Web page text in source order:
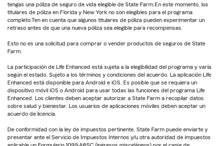
tengas una póliza de seguro de vida elegible de State Farm.En este momento, los
titulares de póliza en Florida y New York no son elegibles para el programa
completo.Ten en cuenta que algunos titulares de póliza pueden experimentar un
retraso antes de que una nueva póliza sea elegible para recompensas.
Esto no es una solicitud para comprar o vender productos de seguros de State
Farm.
La participación de Life Enhanced está sujeta a la elegibilidad del programa y varía
según el estado. Sujeto a los términos y condiciones del acuerdo. La aplicación Life
Enhanced está disponible para Android e iOS. Es posible que se requiera un
dispositivo móvil iOS o Android para usar todas las funciones del programa Life
Enhanced. Los clientes deben aceptar autorizar a State Farm a recopilar datos
sobre salud y bienestar. Los usuarios de aplicaciones móviles deben aceptar un
acuerdo de licencia.
De conformidad con la ley de impuestos pertinente, State Farm puede enviarte y
presentar ante el Servicio de Impuestos Internos y/u otra autoridad de impuestos